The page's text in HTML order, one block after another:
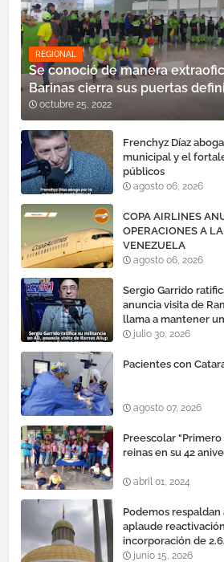
REGIONAL
Se conoció de manera
Barinas cierra sus puertas
octubre 25, 2022
Frenchyz Díaz
municipal y el
públicos
agosto 06, 2026
COPA AIRLINES
OPERACIONES A LA ISLA DE MARGARITA,
VENEZUELA
agosto 06, 2026
Sergio Garrido
anuncia visita de
llama a mantener
cauteloso»
julio 30, 2026
Pacientes con
agosto 07, 2026
Preescolar
reinas en su 42
abril 01, 2024
Podemos
aplaude
incorporación de
sistema eléctrico
junio 15, 2026